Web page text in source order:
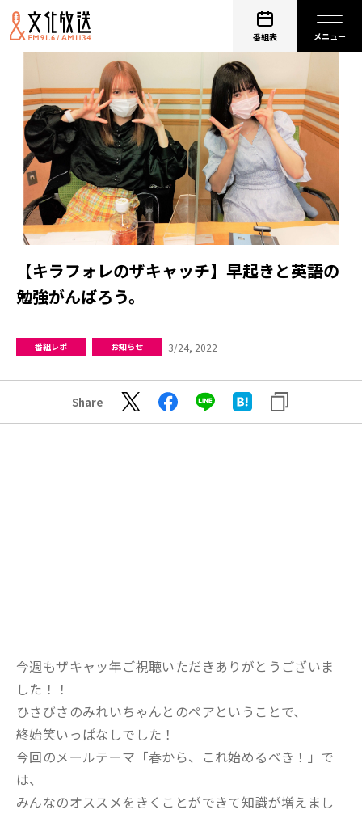
番組表
【キラフォレのザキャッチ】早起きと英語の
勉強がんばろう。
番組レポ お知らせ 3/24, 2022
Share
今週もザキャッ年ご視聴いただきありがとうございま
した！！
ひさびさのみれいちゃんとのペアということで、
終始笑いっぱなしでした！
今回のメールテーマ「春から、これ始めるべき！」で
は、
みんなのオススメをきくことができて知識が増えまし